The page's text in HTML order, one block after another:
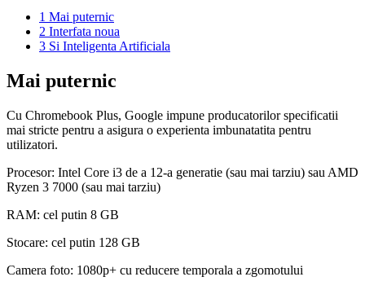
1 Mai puternic
2 Interfata noua
3 Si Inteligenta Artificiala
Mai puternic
Cu Chromebook Plus, Google impune producatorilor specificatii
mai stricte pentru a asigura o experienta imbunatatita pentru
utilizatori.
Procesor: Intel Core i3 de a 12-a generatie (sau mai tarziu) sau AMD
Ryzen 3 7000 (sau mai tarziu)
RAM: cel putin 8 GB
Stocare: cel putin 128 GB
Camera foto: 1080p+ cu reducere temporala a zgomotului